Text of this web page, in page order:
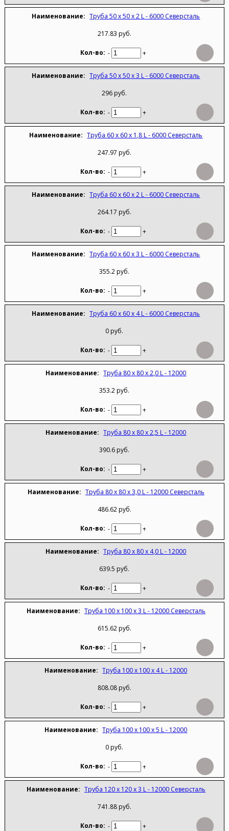
Труба 50 х 50 х 2 L - 6000 Северсталь
217.83 руб.
- +
Труба 50 х 50 х 3 L - 6000 Северсталь
296 руб.
- +
Труба 60 х 60 х 1,8 L - 6000 Северсталь
247.97 руб.
- +
Труба 60 х 60 х 2 L - 6000 Северсталь
264.17 руб.
- +
Труба 60 х 60 х 3 L - 6000 Северсталь
355.2 руб.
- +
Труба 60 х 60 х 4 L - 6000 Северсталь
0 руб.
- +
Труба 80 х 80 х 2,0 L - 12000
353.2 руб.
- +
Труба 80 х 80 х 2,5 L - 12000
390.6 руб.
- +
Труба 80 х 80 х 3,0 L - 12000 Северсталь
486.62 руб.
- +
Труба 80 х 80 х 4,0 L - 12000
639.5 руб.
- +
Труба 100 х 100 х 3 L - 12000 Северсталь
615.62 руб.
- +
Труба 100 х 100 х 4 L - 12000
808.08 руб.
- +
Труба 100 х 100 х 5 L - 12000
0 руб.
- +
Труба 120 х 120 х 3 L - 12000 Северсталь
741.88 руб.
- +